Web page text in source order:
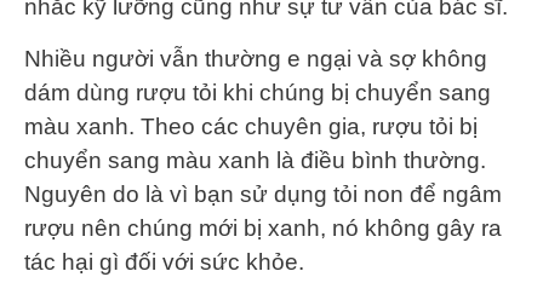
nhắc kỹ lưỡng cũng như sự tư vấn của bác sĩ.
Nhiều người vẫn thường e ngại và sợ không
dám dùng rượu tỏi khi chúng bị chuyển sang
màu xanh. Theo các chuyên gia, rượu tỏi bị
chuyển sang màu xanh là điều bình thường.
Nguyên do là vì bạn sử dụng tỏi non để ngâm
rượu nên chúng mới bị xanh, nó không gây ra
tác hại gì đối với sức khỏe.